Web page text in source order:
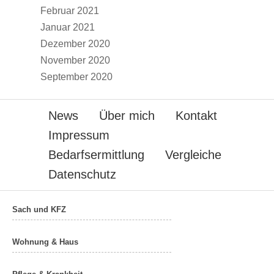
Februar 2021
Januar 2021
Dezember 2020
November 2020
September 2020
News Über mich
Kontakt
Impressum
Bedarfsermittlung
Vergleiche
Datenschutz
Sach und KFZ
Wohnung & Haus